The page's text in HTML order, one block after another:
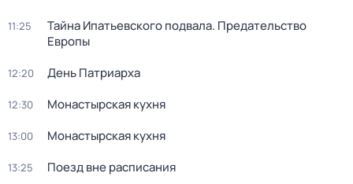
11:25
Тайна Ипатьевского подвала. Предательство
Европы
12:20 Дeнь Патриаpха
12:30 Монастырская кухня
13:00 Монастырская кухня
13:25 Поезд вне расписания